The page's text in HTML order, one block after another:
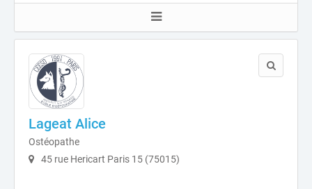
Lageat Alice
Ostéopathe
45 rue Hericart Paris 15 (75015)